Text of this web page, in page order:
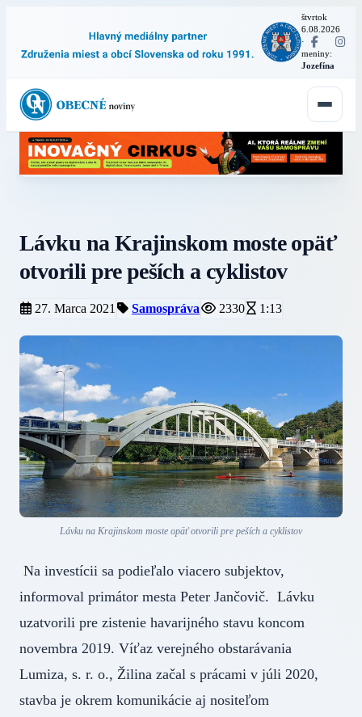
štvrtok
6.08.2026
·
meniny:
Jozefína
Lávku na Krajinskom moste opäť
otvorili pre peších a cyklistov
27. Marca 2021 Samospráva 2330 1:13
Lávku na Krajinskom moste opäť otvorili pre peších a cyklistov
Na investícii sa podieľalo viacero subjektov,
informoval primátor mesta Peter Jančovič. Lávku
uzatvorili pre zistenie havarijného stavu koncom
novembra 2019. Víťaz verejného obstarávania
Lumiza, s. r. o., Žilina začal s prácami v júli 2020,
stavba je okrem komunikácie aj nositeľom